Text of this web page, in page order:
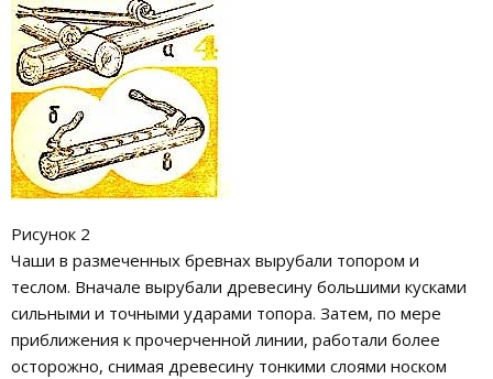
Рисунок 2
Чаши в размеченных бревнах вырубали топором и
теслом. Вначале вырубали древесину большими кусками
сильными и точными ударами топора. Затем, по мере
приближения к прочерченной линии, работали более
осторожно, снимая древесину тонкими слоями носком